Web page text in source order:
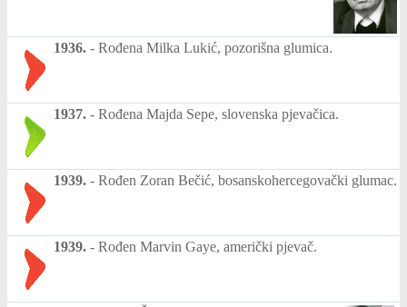
1936. - Rođena Milka Lukić, pozorišna glumica.
1937. - Rođena Majda Sepe, slovenska pjevačica.
1939. - Rođen Zoran Bečić, bosanskohercegovački glumac.
1939. - Rođen Marvin Gaye, američki pjevač.